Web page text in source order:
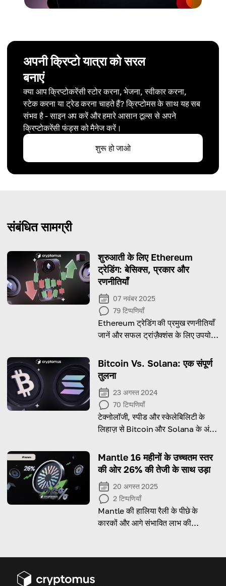
अपनी क्रिप्टो यात्रा को सरल
बनाएं
क्या आप क्रिप्टोकरेंसी स्टोर करना, भेजना, स्वीकार करना,
स्टेक करना या ट्रेड करना चाहते हैं? क्रिप्टोमस के साथ यह सब
संभव है - साइन अप करें और हमारे आसान टूल्स से अपने
क्रिप्टोकरेंसी फंड्स को मैनेज करें।
शुरू हो जाओ
संबंधित सामग्री
शुरुआती के लिए Ethereum
ट्रेडिंग: बेसिक्स, प्रकार और
रणनीतियाँ
07 नवंबर 2025
79 टिप्पणियाँ
Ethereum ट्रेडिंग की प्रमुख रणनीतियाँ
जानें और सफल ट्रांज़ैक्शंस के लिए उपयोगी
Bitcoin Vs. Solana: एक संपूर्ण
तुलना
23 अगस्त 2024
70 टिप्पणियाँ
टेक्नोलॉजी, स्पीड और स्केलेबिलिटी के
लिहाज़ से Bitcoin और Solana के अंतर
Mantle 16 महीनों के उच्चतम स्तर
की ओर 26% की तेजी के साथ उड़ा
20 अगस्त 2025
2 टिप्पणियाँ
Mantle की हालिया रैली के पीछे के
कारकों और आगे संभावित लाभ की